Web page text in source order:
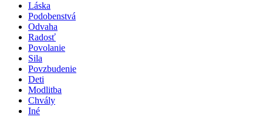
Láska
Podobenstvá
Odvaha
Radosť
Povolanie
Sila
Povzbudenie
Deti
Modlitba
Chvály
Iné